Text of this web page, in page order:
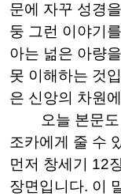
문에 자꾸 성경
둥 그런 이야기
아는 넒은 아량
못 이해하는 것
은 신앙의 차원
오늘 본문
조카에게 줄 수
먼저 창세기 12
장면입니다. 이